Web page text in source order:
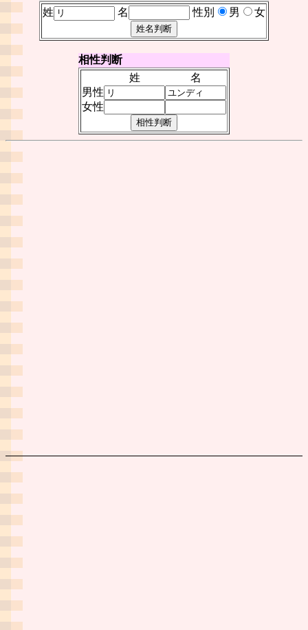
姓
名 性別 男 女
相性判断
姓
名
男性
女性